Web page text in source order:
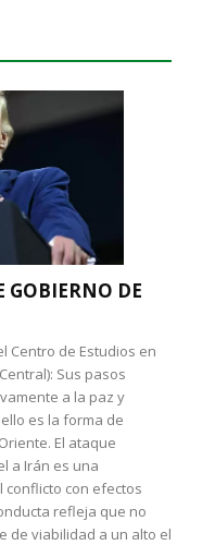
GOBIERNO DE
Centro de Estudios en
Sus pasos
a la paz y
es la forma de
El ataque
a Irán es una
con efectos
refleja que no
de viabilidad a un alto el